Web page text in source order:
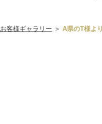
お客様ギャラリー ＞ A県のT様よ